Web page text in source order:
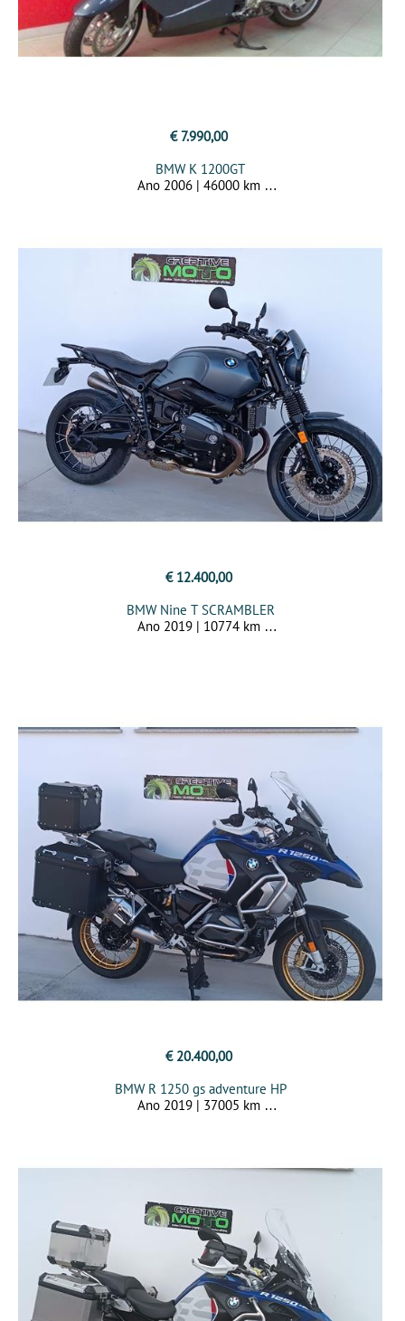
€ 7.990,00
BMW K 1200GT
Ano 2006 | 46000 km
€ 12.400,00
BMW Nine T SCRAMBLER
Ano 2019 | 10774 km
€ 20.400,00
BMW R 1250 gs adventure HP
Ano 2019 | 37005 km